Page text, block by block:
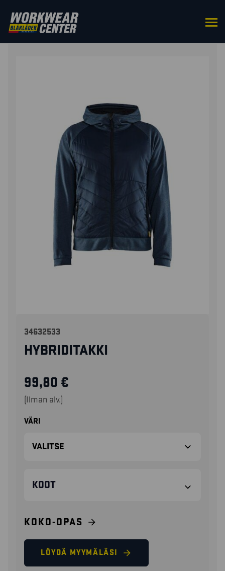
ETUSIVU/YLÄOSAT / HYBRIDITAKKI
34632533
HYBRIDITAKKI
99,80 €
(Ilman alv.)
VÄRI
KOOT
KOKO-OPAS
LÖYDÄ MYYMÄLÄSI